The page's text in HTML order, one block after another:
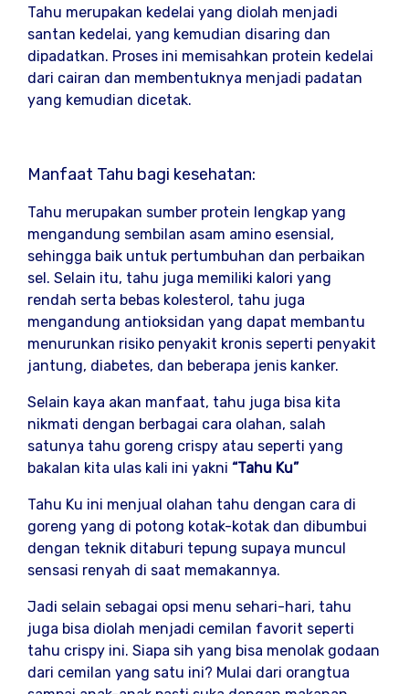
Tahu merupakan kedelai yang diolah menjadi
santan kedelai, yang kemudian disaring dan
dipadatkan. Proses ini memisahkan protein kedelai
dari cairan dan membentuknya menjadi padatan
yang kemudian dicetak.
Manfaat Tahu bagi kesehatan:
Tahu merupakan sumber protein lengkap yang
mengandung sembilan asam amino esensial,
sehingga baik untuk pertumbuhan dan perbaikan
sel. Selain itu, tahu juga memiliki kalori yang
rendah serta bebas kolesterol, tahu juga
mengandung antioksidan yang dapat membantu
menurunkan risiko penyakit kronis seperti penyakit
jantung, diabetes, dan beberapa jenis kanker.
Selain kaya akan manfaat, tahu juga bisa kita
nikmati dengan berbagai cara olahan, salah
satunya tahu goreng crispy atau seperti yang
bakalan kita ulas kali ini yakni “Tahu Ku”
Tahu Ku ini menjual olahan tahu dengan cara di
goreng yang di potong kotak-kotak dan dibumbui
dengan teknik ditaburi tepung supaya muncul
sensasi renyah di saat memakannya.
Jadi selain sebagai opsi menu sehari-hari, tahu
juga bisa diolah menjadi cemilan favorit seperti
tahu crispy ini. Siapa sih yang bisa menolak godaan
dari cemilan yang satu ini? Mulai dari orangtua